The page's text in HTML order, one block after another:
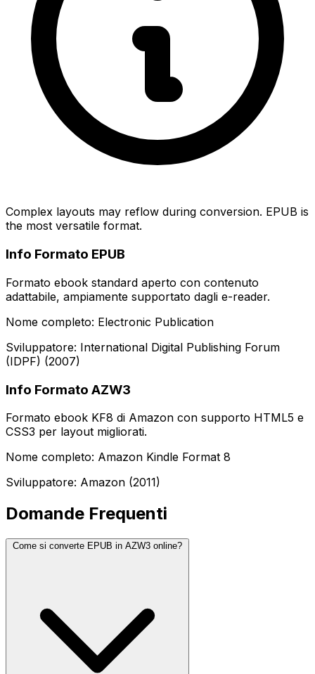
Complex layouts may reflow during conversion. EPUB is
the most versatile format.
Info Formato EPUB
Formato ebook standard aperto con contenuto
adattabile, ampiamente supportato dagli e-reader.
Nome completo: Electronic Publication
Sviluppatore: International Digital Publishing Forum
(IDPF) (2007)
Info Formato AZW3
Formato ebook KF8 di Amazon con supporto HTML5 e
CSS3 per layout migliorati.
Nome completo: Amazon Kindle Format 8
Sviluppatore: Amazon (2011)
Domande Frequenti
Come si converte EPUB in AZW3 online?